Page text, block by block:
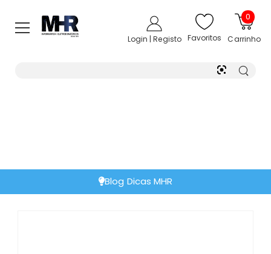
Login | Registo Favoritos
0
Carrinho
Blog Dicas MHR